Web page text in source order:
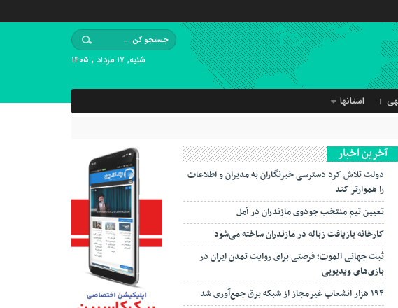
شنبه, ۱۷ مرداد , ۱۴۰۵
استانها
آخرین اخبار
دولت تلاش کرد دسترسی خبرنگاران به مدیران و اطلاعات
را هموارتر کند
تعیین تیم منتخب جودوی مازندران در آمل
کارخانه بازیافت زباله در مازندران ساخته می‌شود
ثبت جهانی الموت؛ فرصتی برای روایت تمدن ایران در
بازی‌های ویدیویی
۱۹۴ هزار انشعاب غیرمجاز از شبکه برق جمع‌آوری شد